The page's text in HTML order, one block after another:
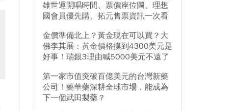
雄世運開唱時間、票價座位圖、理想
國會員優先購、拓元售票資訊一次看
金價準備北上？黃金現在可以買？大
佛李其展：黃金價格摸到4300美元是
好事！瑞銀3理由喊5000美元不遠了
第一家市值突破百億美元的台灣新藥
公司！藥華藥深耕全球市場，能成為
下一個武田製藥？